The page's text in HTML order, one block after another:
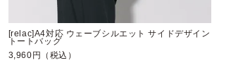
[relac]A4対応 ウェーブシルエット サイドデザイン
トートバッグ
3,960円（税込）